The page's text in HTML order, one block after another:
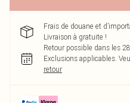
Frais de douane et
Livraison à gratuite !
Retour possible dans les
Exclusions applicables.
retour